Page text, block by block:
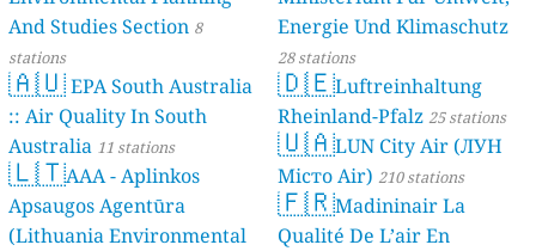
And Studies Section 8
stations
🇦🇺EPA South Australia
:: Air Quality In South
Australia 11 stations
🇱🇹AAA - Aplinkos
Apsaugos Agentūra
(Lithuania Environmental
Energie Und Klimaschutz
28 stations
🇩🇪Luftreinhaltung
Rheinland-Pfalz 25 stations
🇺🇦LUN City Air (ЛУН
Місто Air) 210 stations
🇫🇷Madininair La
Qualité De L’air En